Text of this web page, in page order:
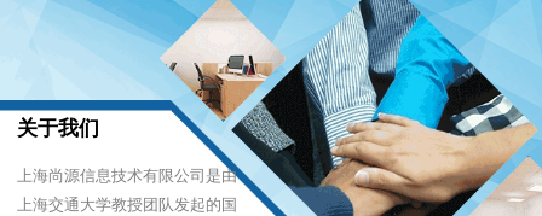
关于我们
上海尚源信息技术有限公司是由
上海交通大学教授团队发起的国